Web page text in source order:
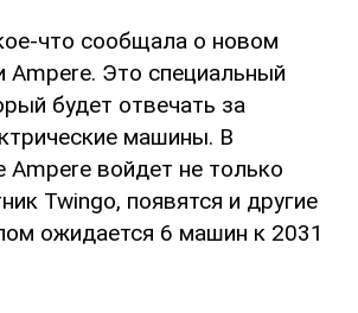
что сообщала о новом
Ampere. Это специальный
будет отвечать за
машины. В
Ampere войдет не только
Twingo, появятся и другие
ожидается 6 машин к 2031